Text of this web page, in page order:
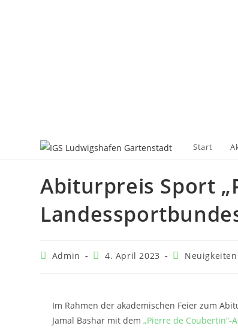
Start
Abiturpreis Sport
Admin 4. April 2023 Neuigkeiten
Im Rahmen der akademischen Feier zum
Jamal Bashar mit dem„Pierre de Coubertin“-